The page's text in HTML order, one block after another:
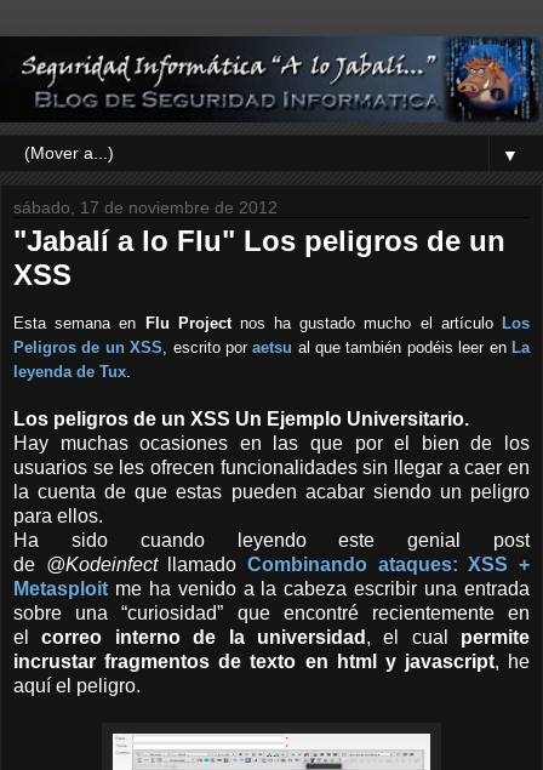
▼
sábado, 17 de noviembre de 2012
"Jabalí a lo Flu" Los peligros de un
XSS
Esta semana en Flu Projectnos ha gustado mucho el artículo Los
Peligros de un XSS, escrito poraetsu al que también podéis leer en La
leyenda de Tux.
Los peligros de un XSS Un Ejemplo Universitario.
Hay muchas ocasiones en las que por el bien de los
usuarios se les ofrecen funcionalidades sin llegar a caer en
la cuenta de que estas pueden acabar siendo un peligro
para ellos.
Ha sido cuando leyendo este genial post
de @KodeinfectllamadoCombinando ataques: XSS +
Metasploit me ha venido a la cabeza escribir una entrada
sobre una “curiosidad” que encontré recientemente en
elcorreo interno de la universidad , el cual permite
incrustar fragmentos de texto en html y javascript, he
aquí el peligro.